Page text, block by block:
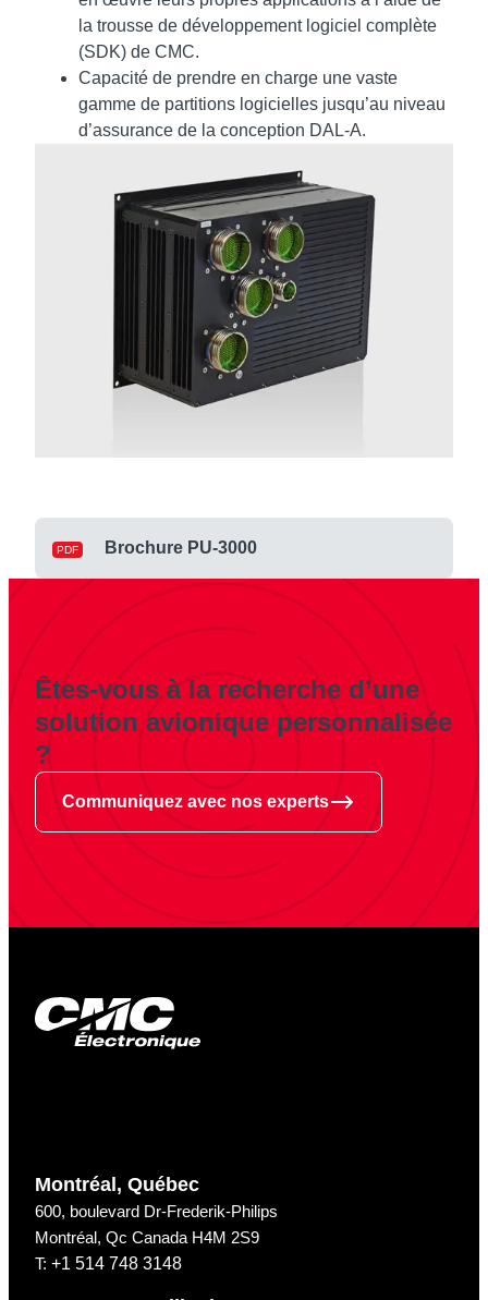
la trousse de développement logiciel complète
(SDK) de CMC.
Capacité de prendre en charge une vaste
gamme de partitions logicielles jusqu’au niveau
d’assurance de la conception DAL-A.
Brochure PU-3000
Êtes-vous à la recherche d’une
solution avionique personnalisée
?
Communiquez avec nos experts
Montréal, Québec
600, boulevard Dr-Frederik-Philips
Montréal, Qc Canada H4M 2S9
T: +1 514 748 3148